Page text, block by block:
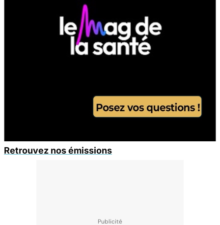
Retrouvez nos émissions